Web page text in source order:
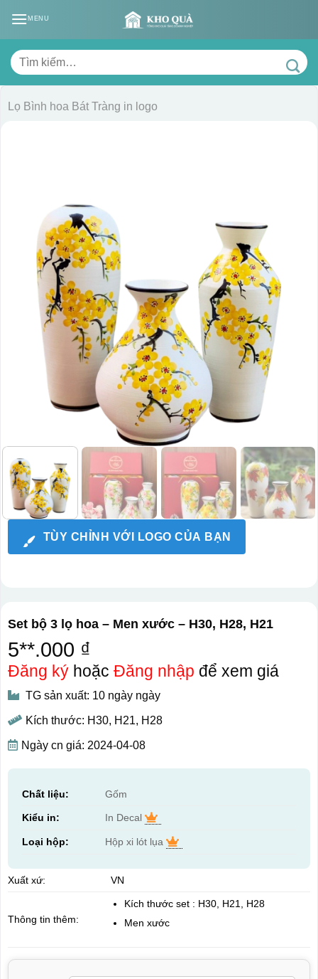
MENU
Tìm
kiếm:
Lọ Bình hoa Bát Tràng in logo
TÙY CHỈNH VỚI LOGO CỦA BẠN
Set bộ 3 lọ hoa – Men xước – H30, H28, H21
5**.000 ₫
Đăng kýhoặc Đăng nhập để xem giá
TG sản xuất: 10 ngày ngày
Kích thước: H30, H21, H28
Ngày cn giá: 2024-04-08
Chất liệu: Gốm
Kiểu in: In Decal
Loại hộp: Hộp xi lót lụa
Xuất xứ: VN
Thông tin thêm:
Kích thước set : H30, H21, H28
Men xước